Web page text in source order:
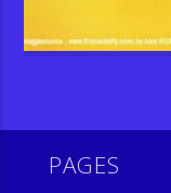
PAGES